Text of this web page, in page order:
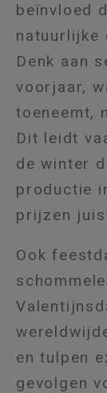
beïnvloed
natuurlijke
Denk aan
voorjaar,
toeneemt,
Dit leidt
de winter
productie
prijzen
Ook
en tulpen
gevolgen